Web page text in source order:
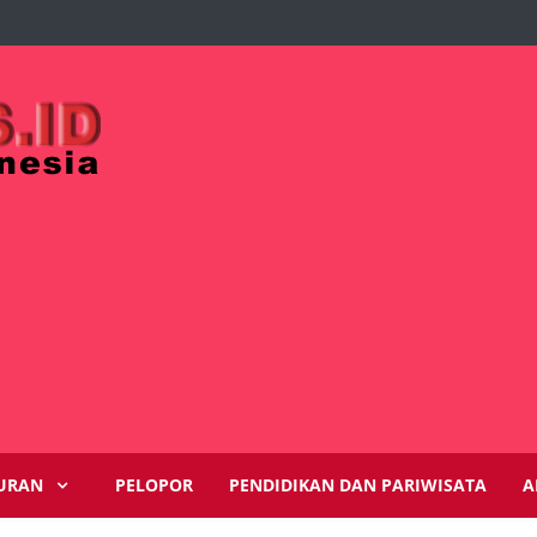
PELOPOR PENDIDIKAN DAN PARIWISATA